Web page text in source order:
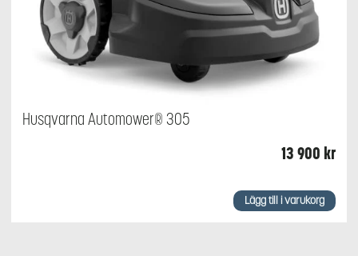
Husqvarna Automower® 305
13 900 kr
Lägg till i varukorg